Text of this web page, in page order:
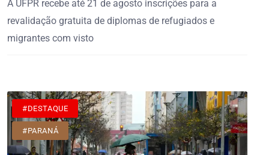
A UFPR recebe até 21 de agosto inscrições para a
revalidação gratuita de diplomas de refugiados e
migrantes com visto
#DESTAQUE
#PARANÁ